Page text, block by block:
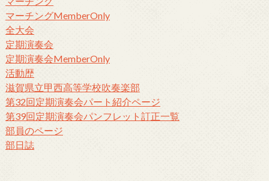
マーチングMemberOnly
全大会
定期演奏会
定期演奏会MemberOnly
活動歴
滋賀県立甲西高等学校吹奏楽部
第32回定期演奏会パート紹介ページ
第39回定期演奏会パンフレット訂正一覧
部員のページ
部日誌